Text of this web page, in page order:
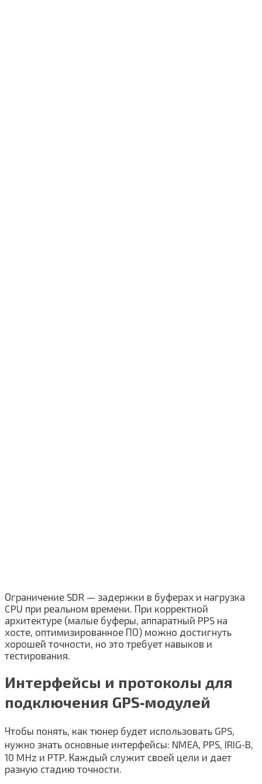
Ограничение SDR — задержки в буферах и нагрузка
CPU при реальном времени. При корректной
архитектуре (малые буферы, аппаратный PPS на
хосте, оптимизированное ПО) можно достигнуть
хорошей точности, но это требует навыков и
тестирования.
Интерфейсы и протоколы для
подключения GPS‑модулей
Чтобы понять, как тюнер будет использовать GPS,
нужно знать основные интерфейсы: NMEA, PPS, IRIG‑B,
10 MHz и PTP. Каждый служит своей цели и дает
разную стадию точности.